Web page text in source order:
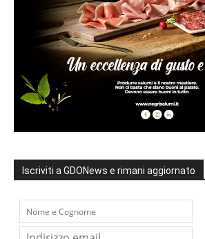
Iscriviti a GDONews e rimani aggiornato